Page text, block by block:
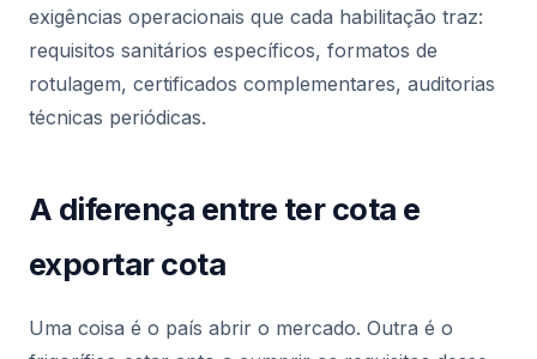
exigências operacionais que cada habilitação traz:
requisitos sanitários específicos, formatos de
rotulagem, certificados complementares, auditorias
técnicas periódicas.
A diferença entre ter cota e
exportar cota
Uma coisa é o país abrir o mercado. Outra é o